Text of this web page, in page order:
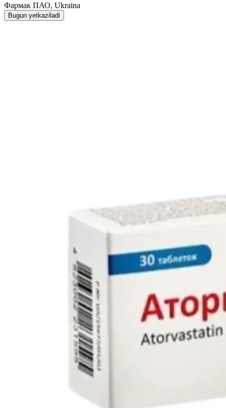
Фармак ПАО, Ukraina
Bugun yetkaziladi